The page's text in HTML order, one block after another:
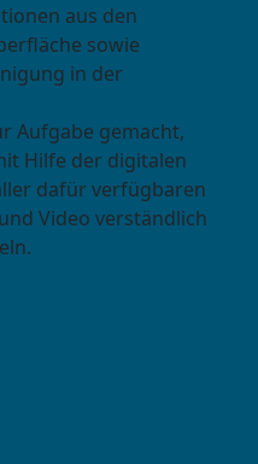
aus den
sowie
in der
Aufgabe gemacht,
Hilfe der digitalen
dafür verfügbaren
Video verständlich